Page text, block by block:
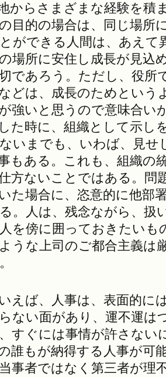
からさまざまな経験を積
目的の場合は、同じ場所
ができる人間は、あえて
場所に安住し成長が見込
であろう。ただし、役所
どは、成長のためという
強いと思うので意味合い
た時に、組織として示し
いまでも、いわば、見せ
もある。これも、組織の
方ないことではある。問
た場合に、恣意的に他部
。人は、残念ながら、扱
を傍に囲っておきたいも
うな上司のご都合主義は
えば、人事は、表面的に
ない面があり、運不運は
すぐには事情が許さない
誰もが納得する人事が可
事者ではなく第三者が理